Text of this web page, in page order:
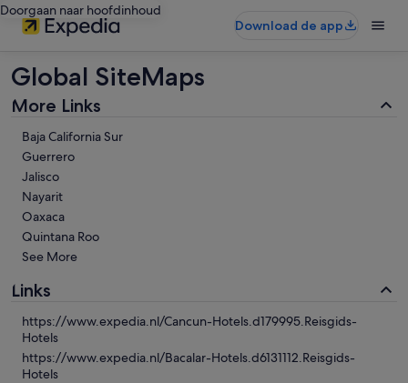
Doorgaan naar hoofdinhoud
Download de app
Global SiteMaps
More Links
Baja California Sur
Guerrero
Jalisco
Nayarit
Oaxaca
Quintana Roo
See More
Links
https://www.expedia.nl/Cancun-Hotels.d179995.Reisgids-
Hotels
https://www.expedia.nl/Bacalar-Hotels.d6131112.Reisgids-
Hotels